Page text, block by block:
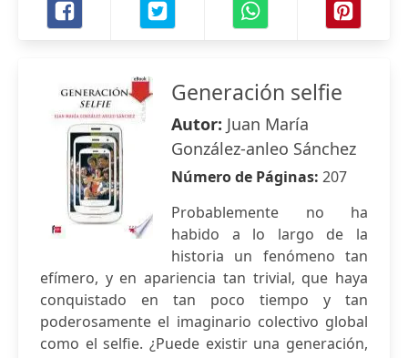
Generación selfie
Autor: Juan María
González-anleo Sánchez
Número de Páginas: 207
Probablemente no ha
habido a lo largo de la
historia un fenómeno tan
efímero, y en apariencia tan trivial, que haya
conquistado en tan poco tiempo y tan
poderosamente el imaginario colectivo global
como el selfie. ¿Puede existir una generación,